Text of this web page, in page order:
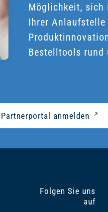
Möglichkeit, sich
Ihrer
Bestelltools rund
anmelden
Folgen Sie uns
auf